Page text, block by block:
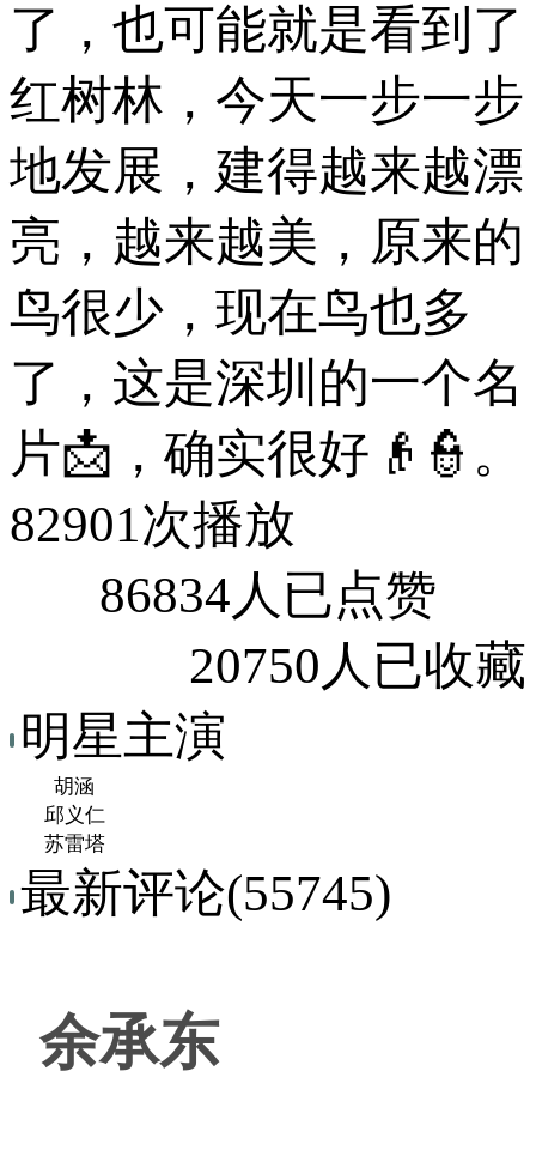
了，也可能就是看到了
红树林，今天一步一步
地发展，建得越来越漂
亮，越来越美，原来的
鸟很少，现在鸟也多
了，这是深圳的一个名
片📩，确实很好👴👮。
82901次播放
86834人已点赞
20750人已收藏
明星主演
胡涵
邱义仁
苏雷塔
最新评论(55745)
余承东